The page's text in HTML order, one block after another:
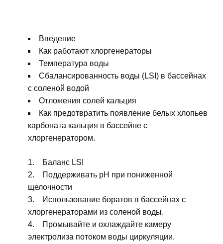
Введение
Как работают хлоргенераторы
Температура воды
Сбалансированность воды (LSI) в бассейнах
с соленой водой
Отложения солей кальция
Как предотвратить появление белых хлопьев
карбоната кальция в бассейне с
хлоргенератором.
Баланс LSI
Поддерживать pH при пониженной
щелочности
Использование боратов в бассейнах с
хлоргенераторами из соленой воды.
Промывайте и охлаждайте камеру
электролиза потоком воды циркуляции.